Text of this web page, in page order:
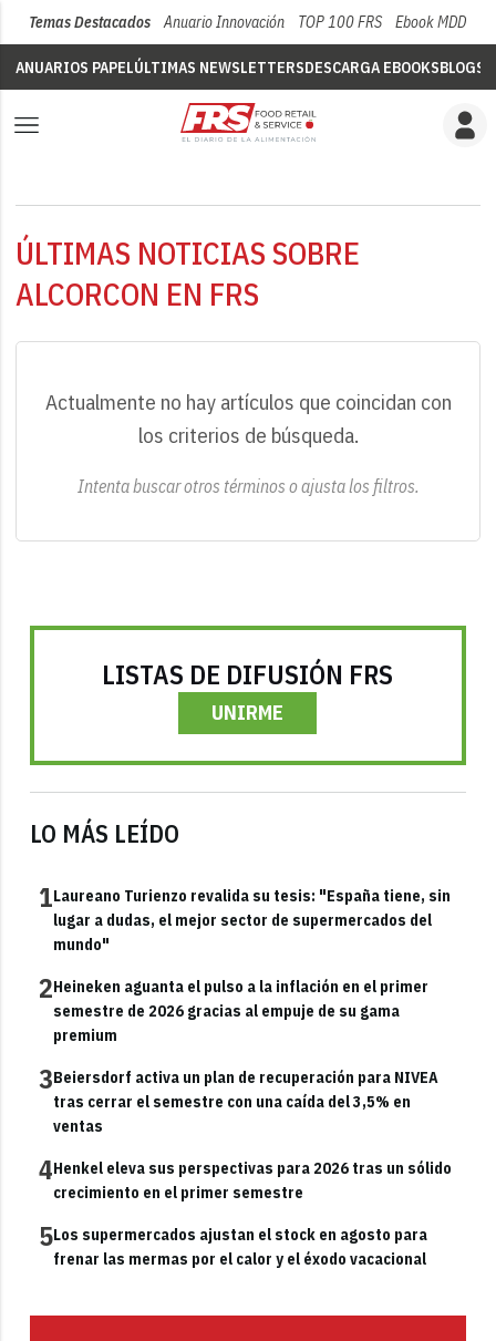
Temas Destacados Anuario Innovación TOP 100 FRS Ebook MDD
ANUARIOS PAPELÚLTIMAS NEWSLETTERSDESCARGA EBOOKSBLOGS
ÚLTIMAS NOTICIAS SOBRE
ALCORCON EN FRS
Actualmente no hay artículos que coincidan con
los criterios de búsqueda.
Intenta buscar otros términos o ajusta los filtros.
LISTAS DE DIFUSIÓN FRS
UNIRME
LO MÁS LEÍDO
1Laureano Turienzo revalida su tesis: "España tiene, sin
lugar a dudas, el mejor sector de supermercados del
mundo"
2Heineken aguanta el pulso a la inflación en el primer
semestre de 2026 gracias al empuje de su gama
premium
3Beiersdorf activa un plan de recuperación para NIVEA
tras cerrar el semestre con una caída del 3,5% en
ventas
4Henkel eleva sus perspectivas para 2026 tras un sólido
crecimiento en el primer semestre
5Los supermercados ajustan el stock en agosto para
frenar las mermas por el calor y el éxodo vacacional